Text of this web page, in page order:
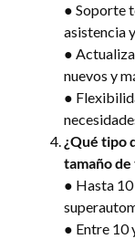
● Soporte
asistencia
●
nuevos y
●
¿Qué tipo
tamaño
● Hasta
● Entre 10